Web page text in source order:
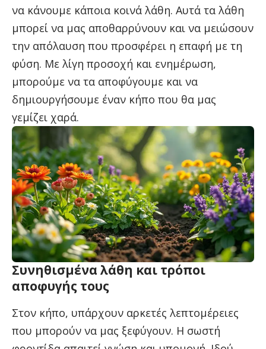
να κάνουμε κάποια κοινά λάθη. Αυτά τα λάθη
μπορεί να μας αποθαρρύνουν και να μειώσουν
την απόλαυση που προσφέρει η επαφή με τη
φύση. Με λίγη προσοχή και ενημέρωση,
μπορούμε να τα αποφύγουμε και να
δημιουργήσουμε έναν κήπο που θα μας
γεμίζει χαρά.
Συνηθισμένα λάθη και τρόποι
αποφυγής τους
Στον κήπο, υπάρχουν αρκετές λεπτομέρειες
που μπορούν να μας ξεφύγουν. Η σωστή